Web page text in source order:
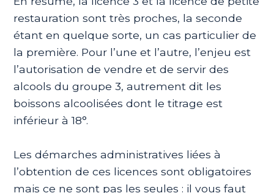
restauration sont très proches, la seconde
étant en quelque sorte, un cas particulier de
la première. Pour l’une et l’autre, l’enjeu est
l’autorisation de vendre et de servir des
alcools du groupe 3, autrement dit les
boissons alcoolisées dont le titrage est
inférieur à 18°.
Les démarches administratives liées à
l’obtention de ces licences sont obligatoires
mais ce ne sont pas les seules : il vous faut